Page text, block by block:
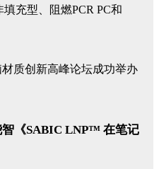
充型、阻燃PCR PC和
《SABIC LNP™ 在笔记